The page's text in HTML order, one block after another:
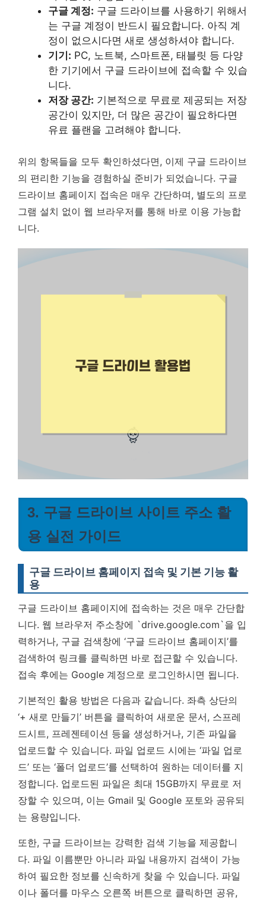
구글 계정: 구글 드라이브를 사용하기 위해서
는 구글 계정이 반드시 필요합니다. 아직 계
정이 없으시다면 새로 생성하셔야 합니다.
기기: PC, 노트북, 스마트폰, 태블릿 등 다양
한 기기에서 구글 드라이브에 접속할 수 있습
니다.
저장 공간: 기본적으로 무료로 제공되는 저장
공간이 있지만, 더 많은 공간이 필요하다면
유료 플랜을 고려해야 합니다.
위의 항목들을 모두 확인하셨다면, 이제 구글 드라이브
의 편리한 기능을 경험하실 준비가 되었습니다. 구글
드라이브 홈페이지 접속은 매우 간단하며, 별도의 프로
그램 설치 없이 웹 브라우저를 통해 바로 이용 가능합
니다.
3. 구글 드라이브 사이트 주소 활
용 실전 가이드
구글 드라이브 홈페이지 접속 및 기본 기능 활
용
구글 드라이브 홈페이지에 접속하는 것은 매우 간단합
니다. 웹 브라우저 주소창에 `drive.google.com`을 입
력하거나, 구글 검색창에 ‘구글 드라이브 홈페이지’를
검색하여 링크를 클릭하면 바로 접근할 수 있습니다.
접속 후에는 Google 계정으로 로그인하시면 됩니다.
기본적인 활용 방법은 다음과 같습니다. 좌측 상단의
‘+ 새로 만들기’ 버튼을 클릭하여 새로운 문서, 스프레
드시트, 프레젠테이션 등을 생성하거나, 기존 파일을
업로드할 수 있습니다. 파일 업로드 시에는 ‘파일 업로
드’ 또는 ‘폴더 업로드’를 선택하여 원하는 데이터를 지
정합니다. 업로드된 파일은 최대 15GB까지 무료로 저
장할 수 있으며, 이는 Gmail 및 Google 포토와 공유되
는 용량입니다.
또한, 구글 드라이브는 강력한 검색 기능을 제공합니
다. 파일 이름뿐만 아니라 파일 내용까지 검색이 가능
하여 필요한 정보를 신속하게 찾을 수 있습니다. 파일
이나 폴더를 마우스 오른쪽 버튼으로 클릭하면 공유,